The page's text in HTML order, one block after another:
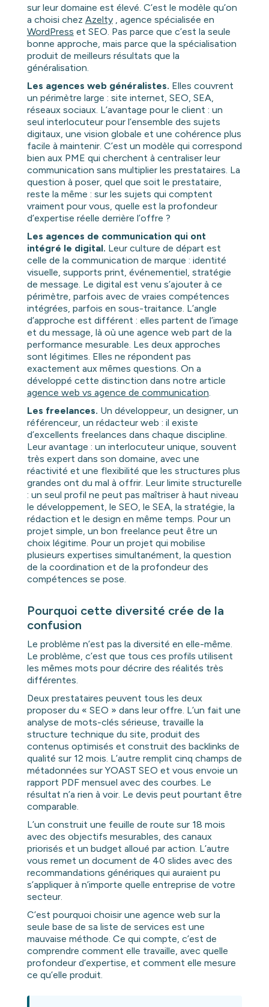
sur leur domaine est élevé. C’est le modèle qu’on
a choisi chez Azelty, agence spécialisée en
WordPress et SEO. Pas parce que c’est la seule
bonne approche, mais parce que la spécialisation
produit de meilleurs résultats que la
généralisation.
Les agences web généralistes. Elles couvrent
un périmètre large : site internet, SEO, SEA,
réseaux sociaux. L’avantage pour le client : un
seul interlocuteur pour l’ensemble des sujets
digitaux, une vision globale et une cohérence plus
facile à maintenir. C’est un modèle qui correspond
bien aux PME qui cherchent à centraliser leur
communication sans multiplier les prestataires. La
question à poser, quel que soit le prestataire,
reste la même : sur les sujets qui comptent
vraiment pour vous, quelle est la profondeur
d’expertise réelle derrière l’offre ?
Les agences de communication qui ont
intégré le digital. Leur culture de départ est
celle de la communication de marque : identité
visuelle, supports print, événementiel, stratégie
de message. Le digital est venu s’ajouter à ce
périmètre, parfois avec de vraies compétences
intégrées, parfois en sous-traitance. L’angle
d’approche est différent : elles partent de l’image
et du message, là où une agence web part de la
performance mesurable. Les deux approches
sont légitimes. Elles ne répondent pas
exactement aux mêmes questions. On a
développé cette distinction dans notre article
agence web vs agence de communication.
Les freelances. Un développeur, un designer, un
référenceur, un rédacteur web : il existe
d’excellents freelances dans chaque discipline.
Leur avantage : un interlocuteur unique, souvent
très expert dans son domaine, avec une
réactivité et une flexibilité que les structures plus
grandes ont du mal à offrir. Leur limite structurelle
: un seul profil ne peut pas maîtriser à haut niveau
le développement, le SEO, le SEA, la stratégie, la
rédaction et le design en même temps. Pour un
projet simple, un bon freelance peut être un
choix légitime. Pour un projet qui mobilise
plusieurs expertises simultanément, la question
de la coordination et de la profondeur des
compétences se pose.
Pourquoi cette diversité crée de la
confusion
Le problème n’est pas la diversité en elle-même.
Le problème, c’est que tous ces profils utilisent
les mêmes mots pour décrire des réalités très
différentes.
Deux prestataires peuvent tous les deux
proposer du « SEO » dans leur offre. L’un fait une
analyse de mots-clés sérieuse, travaille la
structure technique du site, produit des
contenus optimisés et construit des backlinks de
qualité sur 12 mois. L’autre remplit cinq champs de
métadonnées sur YOAST SEO et vous envoie un
rapport PDF mensuel avec des courbes. Le
résultat n’a rien à voir. Le devis peut pourtant être
comparable.
L’un construit une feuille de route sur 18 mois
avec des objectifs mesurables, des canaux
priorisés et un budget alloué par action. L’autre
vous remet un document de 40 slides avec des
recommandations génériques qui auraient pu
s’appliquer à n’importe quelle entreprise de votre
secteur.
C’est pourquoi choisir une agence web sur la
seule base de sa liste de services est une
mauvaise méthode. Ce qui compte, c’est de
comprendre comment elle travaille, avec quelle
profondeur d’expertise, et comment elle mesure
ce qu’elle produit.